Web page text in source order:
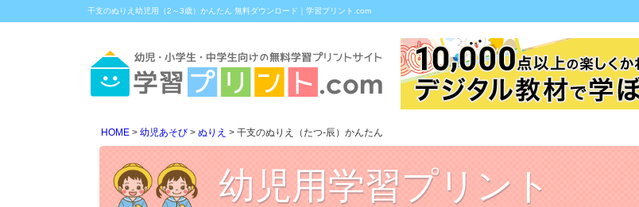
干支のぬりえ幼児用（2～3歳）かんたん 無料ダウンロード｜学習プリント.com
HOME 幼児あそび ぬりえ 干支のぬりえ（たつ-辰）かんたん
幼児用学習プリント